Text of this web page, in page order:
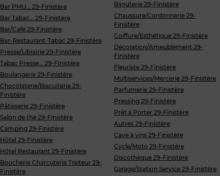
Bar PMU... 29-Finistère
Bar Tabac... 29-Finistère
Bar/Café 29-Finistère
Bar-Restaurant-Tabac 29-Finistère
Presse/Librairie 29-Finistère
Tabac Presse... 29-Finistère
Boulangerie 29-Finistère
Chocolaterie/Biscuiterie 29-
Finistère
Pâtisserie 29-Finistère
Salon de thé 29-Finistère
Camping 29-Finistère
Hôtel 29-Finistère
Hôtel Restaurant 29-Finistère
Boucherie Charcuterie Traiteur 29-
Finistère
Bijouterie 29-Finistère
Chaussure/Cordonnerie 29-
Finistère
Coiffure/Esthétique 29-Finistère
Décoration/Ameublement 29-
Finistère
Fleuriste 29-Finistère
Multiservices/Mercerie 29-Finistère
Parfumerie 29-Finistère
Pressing 29-Finistère
Prêt à Porter 29-Finistère
Autres 29-Finistère
Cave à vins 29-Finistère
Cycle/Moto 29-Finistère
Discothèque 29-Finistère
Garage/Station Service 29-Finistère